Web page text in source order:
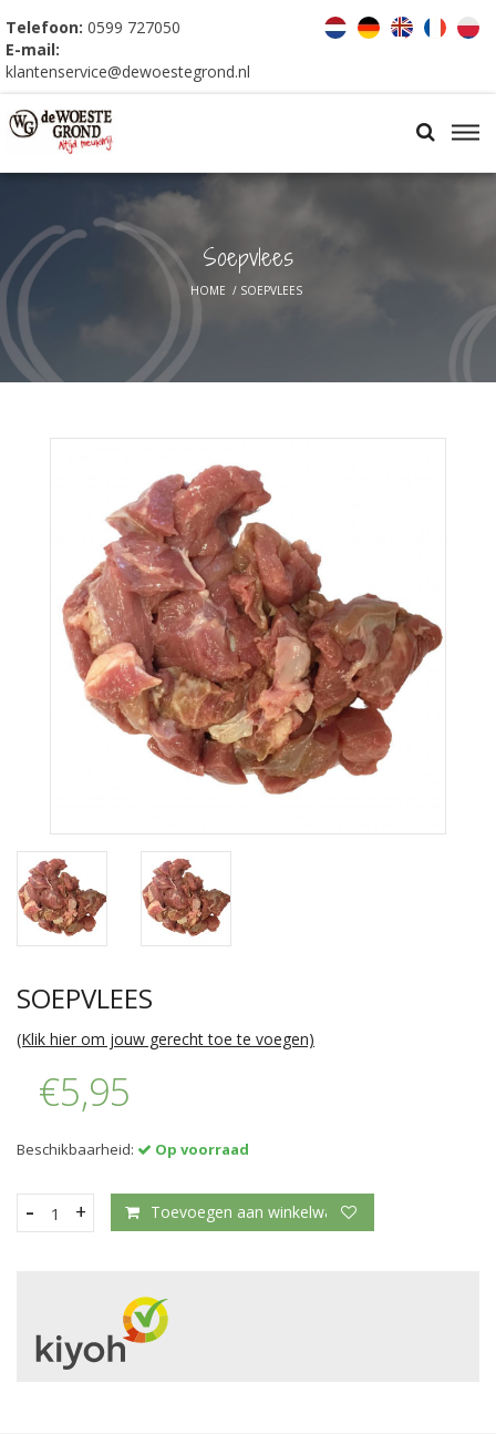
Telefoon: 0599 727050
E-mail:
klantenservice@dewoestegrond.nl
Soepvlees
HOME / SOEPVLEES
SOEPVLEES
(Klik hier om jouw gerecht toe te voegen)
€5,95
Beschikbaarheid: Op voorraad
+
- Toevoegen aan winkelwagen